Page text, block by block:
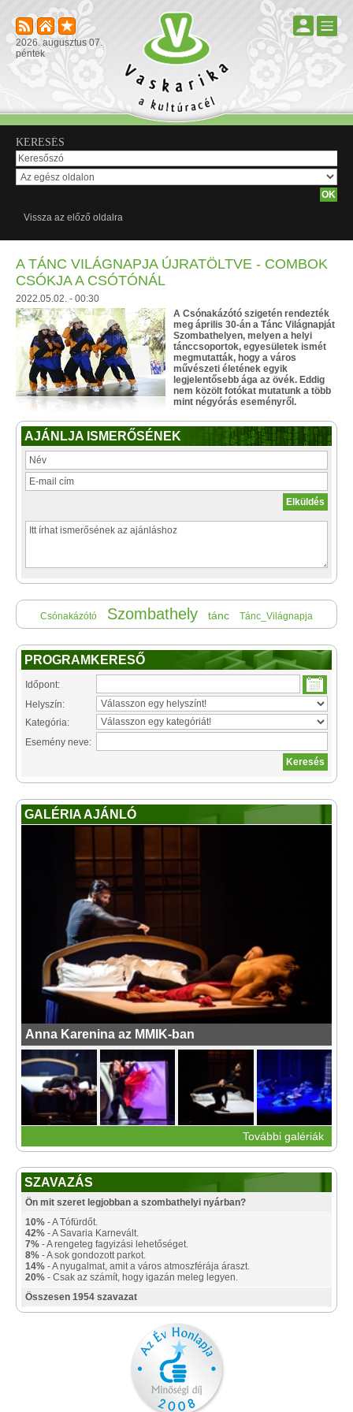
2026. augusztus 07.
péntek
KERESÉS
Vissza az előző oldalra
A TÁNC VILÁGNAPJA ÚJRATÖLTVE - COMBOK
CSÓKJA A CSÓTÓNÁL
2022.05.02. - 00:30
A Csónakázótó szigetén rendezték
meg április 30-án a Tánc Világnapját
Szombathelyen, melyen a helyi
tánccsoportok, egyesületek ismét
megmutatták, hogy a város
művészeti életének egyik
legjelentősebb ága az övék. Eddig
nem közölt fotókat mutatunk a több
mint négyórás eseményről.
AJÁNLJA ISMERŐSÉNEK
Csónakázótó Szombathely tánc Tánc_Világnapja
PROGRAMKERESŐ
Időpont:
Helyszín:
Kategória:
Esemény neve:
GALÉRIA AJÁNLÓ
Anna Karenina az MMIK-ban
További galériák
SZAVAZÁS
Ön mit szeret legjobban a szombathelyi nyárban?
10% - A Tófürdőt.
42% - A Savaria Karnevált.
7% - A rengeteg fagyizási lehetőséget.
8% - A sok gondozott parkot.
14% - A nyugalmat, amit a város atmoszférája áraszt.
20% - Csak az számít, hogy igazán meleg legyen.
Összesen 1954 szavazat